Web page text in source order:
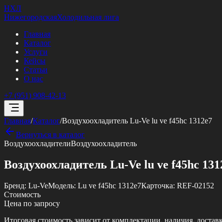
НХЛ
НижегородскаяХолодильная лига
Главная
Каталог
Услуги
Кейсы
Статьи
О нас
+7 (951) 908-42-13
Главная/Каталог/Воздухоохладитель Lu-Ve lu ve f45hc 1312e7
Вернуться в каталог
ВоздухоохладителиВоздухоохладитель
Воздухоохладитель Lu-Ve lu ve f45hc
Бренд: Lu-VeМодель: Lu ve f45hc 1312e7Карточка: REF-02152
Стоимость
Цена по запросу
Итоговая стоимость зависит от комплектации, наличия,